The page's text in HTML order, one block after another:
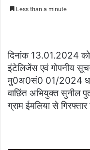
Less than a minute
दिनांक 13.01.2024 को
इंटेलिजेंस एवं गोपनीय
मु0अ0सं0 01/2024
वाछिंत अभियुक्त सुनील
ग्राम ईमलिया से